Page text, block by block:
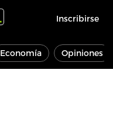
Inscribirse
Economía Opiniones